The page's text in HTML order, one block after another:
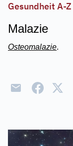
Gesundheit A-Z
Malazie
Osteomalazie.